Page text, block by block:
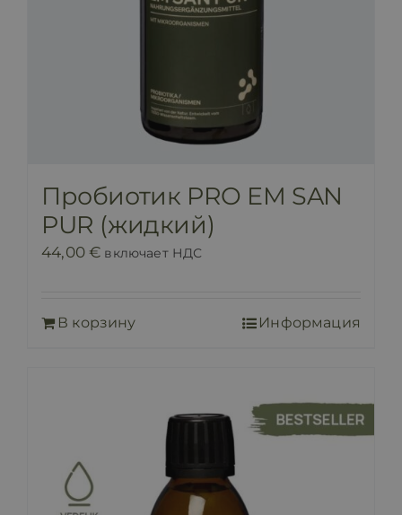
Пробиотик PRO EM SAN
PUR (жидкий)
44,00€ включает НДС
В корзину Информация